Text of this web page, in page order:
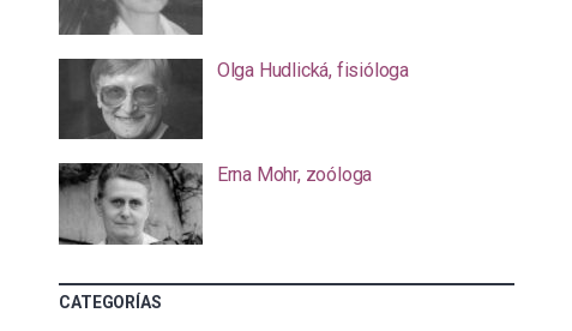
Olga Hudlická, fisióloga
Erna Mohr, zoóloga
CATEGORÍAS